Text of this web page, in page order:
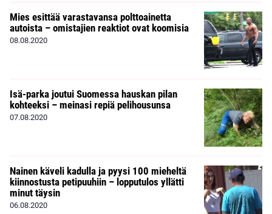
Mies esittää varastavansa polttoainetta
autoista – omistajien reaktiot ovat koomisia
08.08.2020
Isä-parka joutui Suomessa hauskan pilan
kohteeksi – meinasi repiä pelihousunsa
07.08.2020
Nainen käveli kadulla ja pyysi 100 mieheltä
kiinnostusta petipuuhiin – lopputulos yllätti
minut täysin
06.08.2020